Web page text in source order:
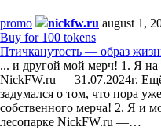
promo nickfw.ru august 1,
Buy for 100 tokens
Птичканутость — образ
... и другой мой мерч! 1. Я
NickFW.ru — 31.07.2024г.
задумался о том, что пора
собственного мерча! 2. Я и
лесопарке NickFW.ru —…